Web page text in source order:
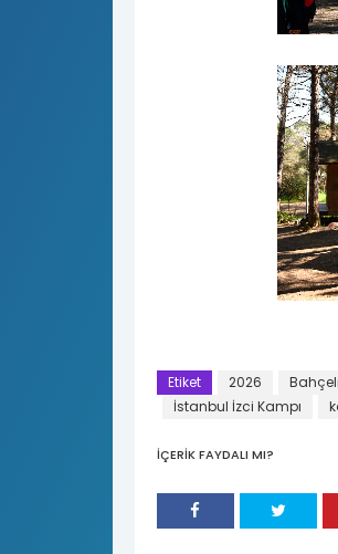
Etiket 2026
İstanbul İzci Kampı
İÇERİK FAYDALI MI?